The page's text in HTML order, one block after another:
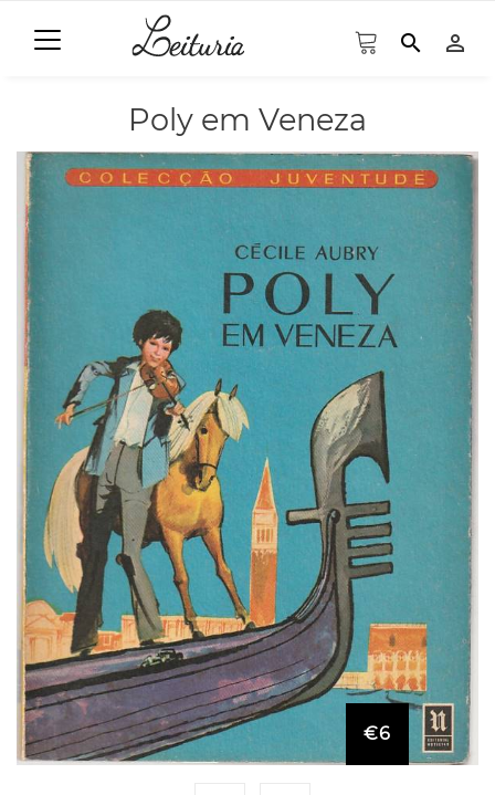
search person_outline
Poly em Veneza
€6